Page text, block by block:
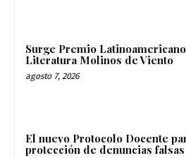
Surge Premio
Literatura Molinos de Viento
agosto 7, 2026
El nuevo Protocolo Docente
protección de denuncias falsas